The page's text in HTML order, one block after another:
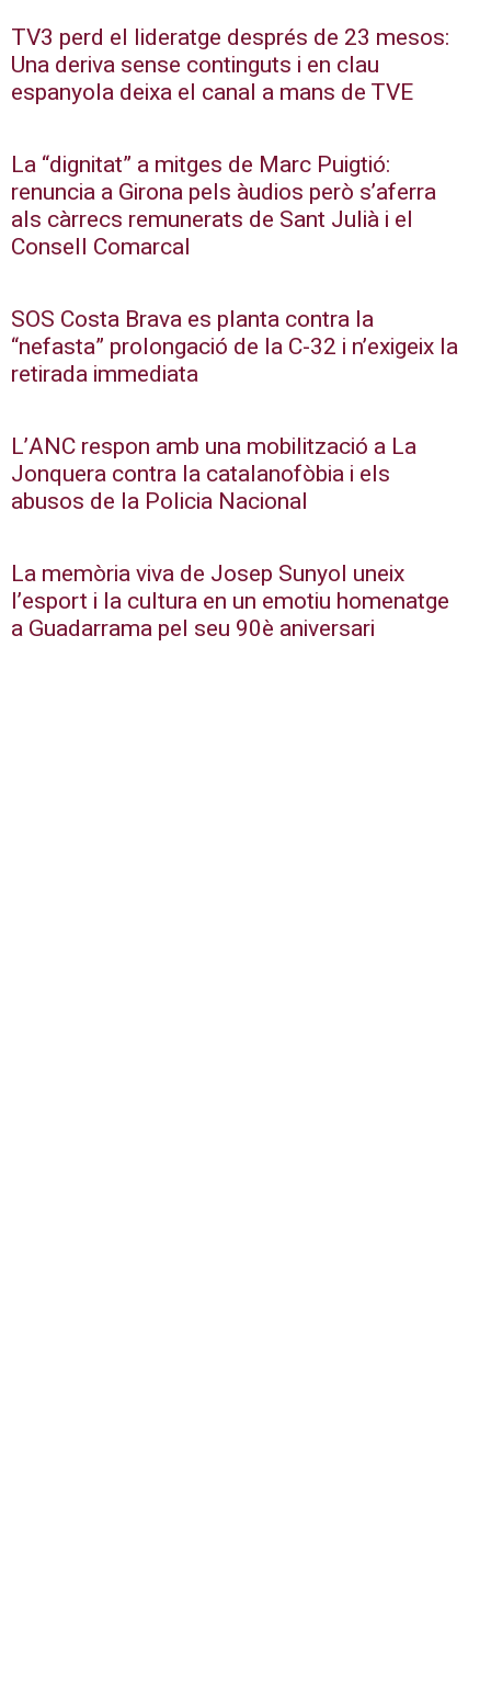
TV3 perd el lideratge després de 23 mesos:
Una deriva sense continguts i en clau
espanyola deixa el canal a mans de TVE
La “dignitat” a mitges de Marc Puigtió:
renuncia a Girona pels àudios però s’aferra
als càrrecs remunerats de Sant Julià i el
Consell Comarcal
SOS Costa Brava es planta contra la
“nefasta” prolongació de la C-32 i n’exigeix la
retirada immediata
L’ANC respon amb una mobilització a La
Jonquera contra la catalanofòbia i els
abusos de la Policia Nacional
La memòria viva de Josep Sunyol uneix
l’esport i la cultura en un emotiu homenatge
a Guadarrama pel seu 90è aniversari